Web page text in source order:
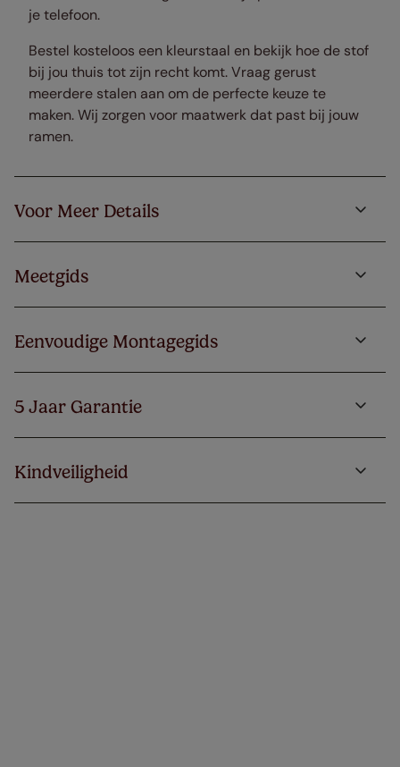
je telefoon.
Bestel kosteloos een kleurstaal en bekijk hoe de stof
bij jou thuis tot zijn recht komt. Vraag gerust
meerdere stalen aan om de perfecte keuze te
maken. Wij zorgen voor maatwerk dat past bij jouw
ramen.
Voor Meer Details
Meetgids
Eenvoudige Montagegids
5 Jaar Garantie
Kindveiligheid